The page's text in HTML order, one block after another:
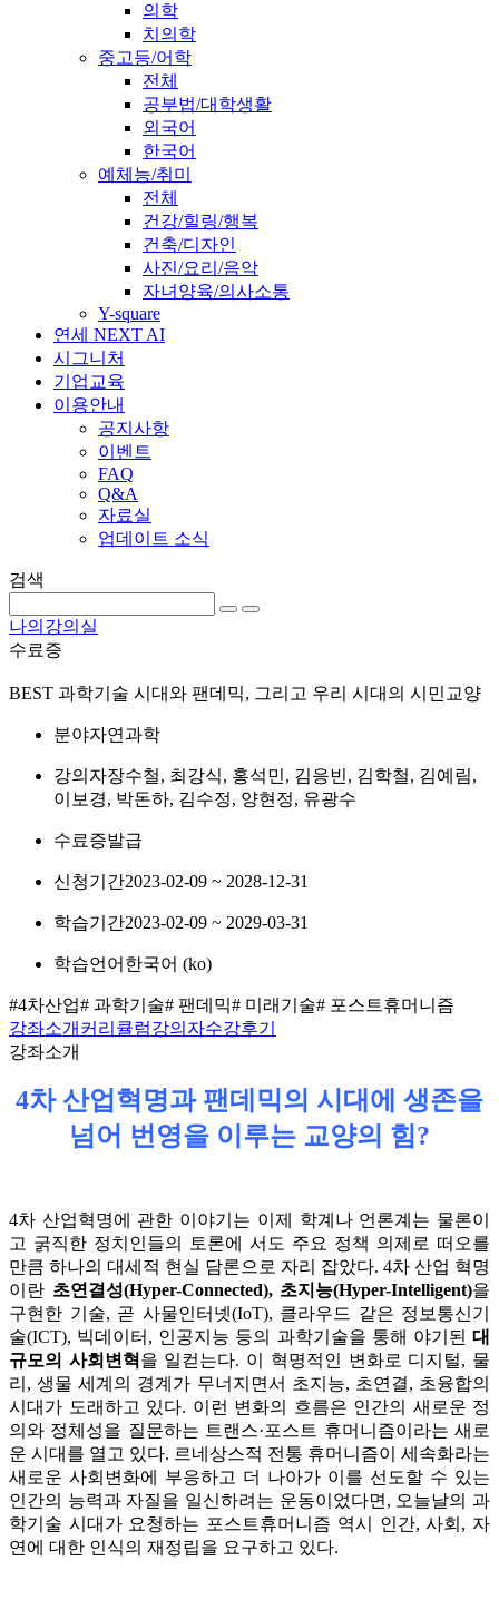
의학
치의학
중고등/어학
전체
공부법/대학생활
외국어
한국어
예체능/취미
전체
건강/힐링/행복
건축/디자인
사진/요리/음악
자녀양육/의사소통
Y-square
연세 NEXT AI
시그니처
기업교육
이용안내
공지사항
이벤트
FAQ
Q&A
자료실
업데이트 소식
검색
나의강의실
수료증
BEST 과학기술 시대와 팬데믹, 그리고 우리 시대의 시민교양
분야자연과학
강의자장수철, 최강식, 홍석민, 김응빈, 김학철, 김예림,
이보경, 박돈하, 김수정, 양현정, 유광수
수료증발급
신청기간2023-02-09 ~ 2028-12-31
학습기간2023-02-09 ~ 2029-03-31
학습언어 한국어 ‎(ko)‎
#4차산업# 과학기술# 팬데믹# 미래기술# 포스트휴머니즘
강좌소개 커리큘럼강의자수강후기
강좌소개
4차 산업혁명과 팬데믹의 시대에 생존을
넘어 번영을 이루는 교양의 힘?
4차 산업혁명에 관한 이야기는 이제 학계나 언론계는 물론이
고 굵직한 정치인들의 토론에 서도 주요 정책 의제로 떠오를
만큼 하나의 대세적 현실 담론으로 자리 잡았다. 4차 산업 혁명
이란 초연결성(Hyper-Connected), 초지능(Hyper-Intelligent)을
구현한 기술, 곧 사물인터넷(IoT), 클라우드 같은 정보통신기
술(ICT), 빅데이터, 인공지능 등의 과학기술을 통해 야기된 대
규모의 사회변혁 을 일컫는다. 이 혁명적인 변화로 디지털, 물
리, 생물 세계의 경계가 무너지면서 초지능, 초연결, 초융합의
시대가 도래하고 있다. 이런 변화의 흐름은 인간의 새로운 정
의와 정체성을 질문하는 트랜스·포스트 휴머니즘이라는 새로
운 시대를 열고 있다. 르네상스적 전통 휴머니즘이 세속화라는
새로운 사회변화에 부응하고 더 나아가 이를 선도할 수 있는
인간의 능력과 자질을 일신하려는 운동이었다면, 오늘날의 과
학기술 시대가 요청하는 포스트휴머니즘 역시 인간, 사회, 자
연에 대한 인식의 재정립을 요구하고 있다.